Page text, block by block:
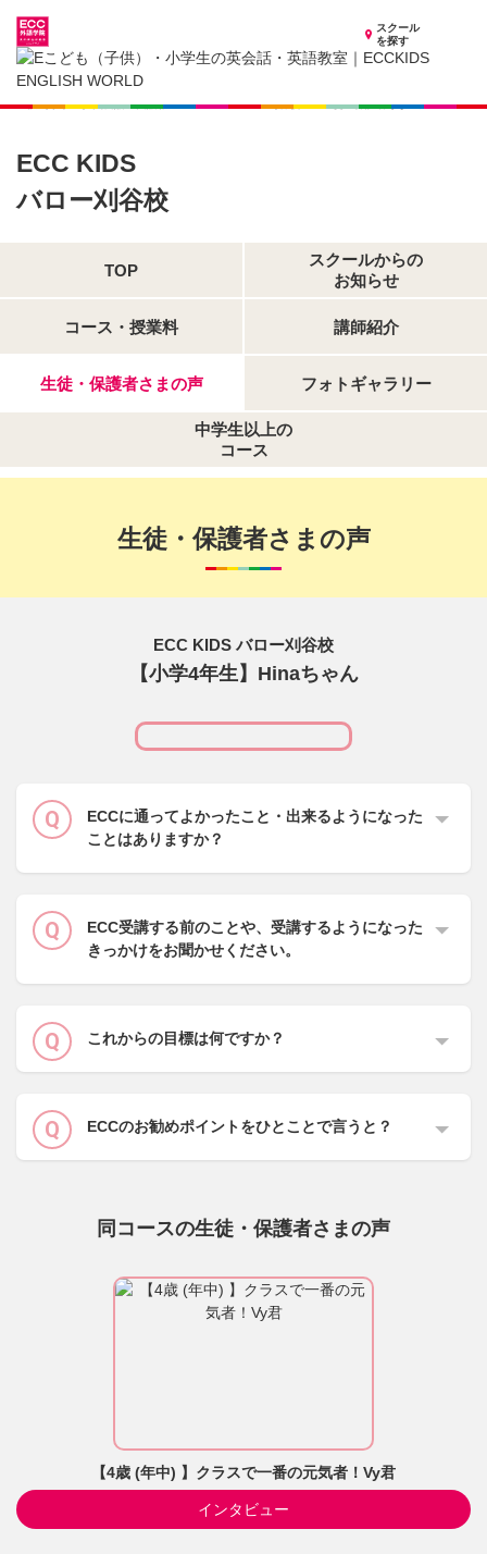
スクール
を探す
愛知県の子供英会話・英語教室
子供（小学生）英会話・英語教室 ECCKIDS バロー刈谷校
生徒・保護者さまの声
ECC KIDS
バロー刈谷校
TOP
スクールからの
お知らせ
コース・授業料 講師紹介
生徒・保護者さまの声 フォトギャラリー
中学生以上の
コース
生徒・保護者さまの声
ECC KIDS バロー刈谷校
【小学4年生】Hinaちゃん
ECCに通ってよかったこと・出来るようになった
ことはありますか？
ECC受講する前のことや、受講するようになった
きっかけをお聞かせください。
これからの目標は何ですか？
ECCのお勧めポイントをひとことで言うと？
同コースの生徒・保護者さまの声
【4歳 (年中) 】クラスで一番の元気者！Vy君
インタビュー